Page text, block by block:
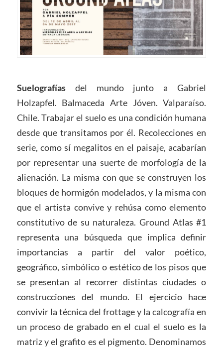
Suelografíasdel mundo junto a Gabriel
Holzapfel. Balmaceda Arte Jóven. Valparaíso.
Chile. Trabajar el suelo es una condición humana
desde que transitamos por él. Recolecciones en
serie, como sí megalitos en el paisaje, acabarían
por representar una suerte de morfología de la
alienación. La misma con que se construyen los
bloques de hormigón modelados, y la misma con
que el artista convive y rehúsa como elemento
constitutivo de su naturaleza. Ground Atlas #1
representa una búsqueda que implica definir
importancias a partir del valor poético,
geográfico, simbólico o estético de los pisos que
se presentan al recorrer distintas ciudades o
construcciones del mundo. El ejercicio hace
convivir la técnica del frottage y la calcografía en
un proceso de grabado en el cual el suelo es la
matriz y el grafito es el pigmento. Denominamos